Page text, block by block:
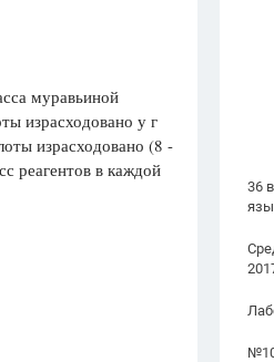
36
муравьиной
израсходовано у г
израсходовано (8 -
реагентов в каждой